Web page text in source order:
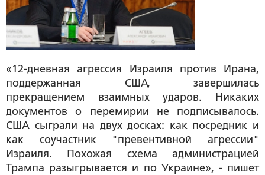
«12-дневная агрессия Израиля против Ирана,
поддержанная США, завершилась
прекращением взаимных ударов. Никаких
документов о перемирии не подписывалось.
США сыграли на двух досках: как посредник и
как соучастник "превентивной агрессии"
Израиля. Похожая схема администрацией
Трампа разыгрывается и по Украине», - пишет